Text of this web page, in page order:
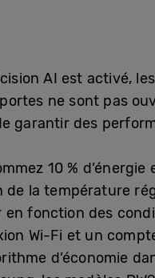
AI est activé,
ne sont pas
garantir des
10 %
la température
fonction des
Wi-Fi et un
d’économie